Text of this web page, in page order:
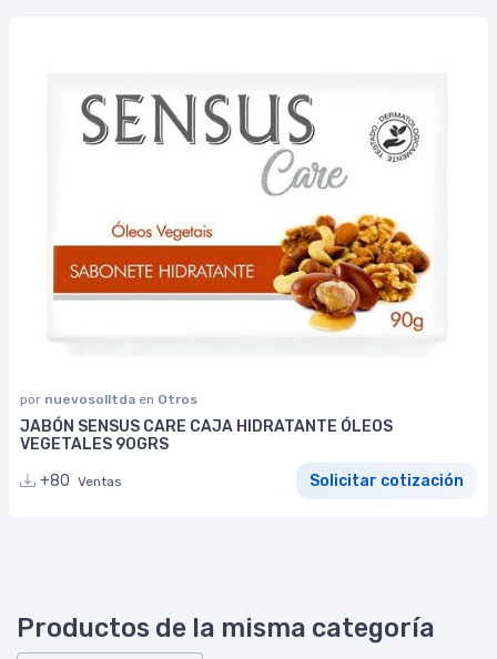
por nuevosolltda en Otros
JABÓN SENSUS CARE CAJA HIDRATANTE ÓLEOS
VEGETALES 90GRS
+80 Ventas Solicitar cotización
Productos de la misma categoría